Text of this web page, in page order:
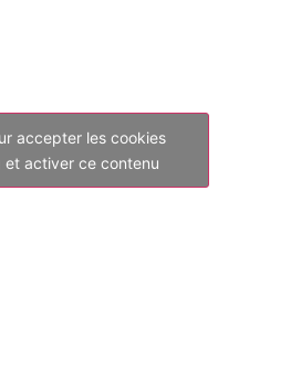
accepter les cookies
et activer ce contenu